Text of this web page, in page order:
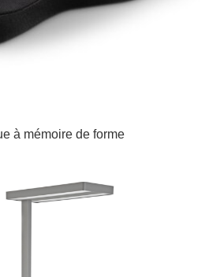
à mémoire de forme